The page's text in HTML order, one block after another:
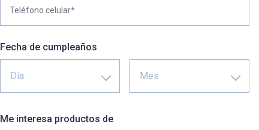
Teléfono celular*
Fecha de cumpleaños
Día Mes
Me interesa productos de